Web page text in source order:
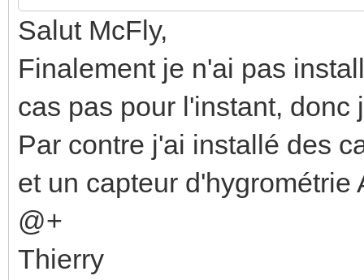
Salut McFly,
Finalement je n'ai pas
cas pas pour l'instant,
Par contre j'ai installé des
et un capteur
@+
Thierry